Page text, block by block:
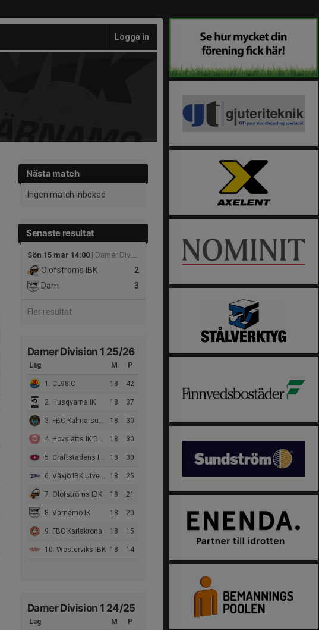
Logga in
Nästa match
Ingen match inbokad
Senaste resultat
Sön 15 mar 14:00 | Damer Division 1
2
Olofströms IBK
3
Dam
Fler resultat
Damer Division 1 25/26
Lag M P
1. CL98IC 18 42
2. Husqvarna IK 18 37
3. FBC Kalmarsund Ungdom 18 30
4. Hovslätts IK Dam 18 30
5. Craftstadens IBK Oskarshamn 18 30
6. Växjö IBK Utveckling 18 25
7. Olofströms IBK 18 21
8. Värnamo IK 18 20
9. FBC Karlskrona 18 15
10. Westerviks IBK 18 14
Damer Division 1 24/25
Lag M P